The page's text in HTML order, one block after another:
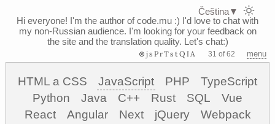
Hi everyone! I'm the author of code.mu :) I'd love to chat with
my non-Russian audience. I'm looking for your feedback on
the site and the translation quality. Let's chat:)
⊗jsPrTstQIA 31 of 62 menu
HTML a CSS JavaScript PHP
TypeScript
Python
Java C++ Rust SQL
Vue
React
Angular Next jQuery
Webpack
Čeština▼